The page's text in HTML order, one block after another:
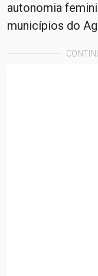
autonomia
municípios do